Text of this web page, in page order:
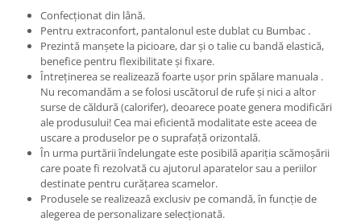
Confecționat din lână.
Pentru extraconfort, pantalonul este dublat cu Bumbac .
Prezintă manșete la picioare, dar și o talie cu bandă elastică,
benefice pentru flexibilitate și fixare.
Întreținerea se realizează foarte ușor prin spălare manuala .
Nu recomandăm a se folosi uscătorul de rufe și nici a altor
surse de căldură (calorifer), deoarece poate genera modificări
ale produsului! Cea mai eficientă modalitate este aceea de
uscare a produselor pe o suprafață orizontală.
În urma purtării îndelungate este posibilă apariția scămoșării
care poate fi rezolvată cu ajutorul aparatelor sau a periilor
destinate pentru curățarea scamelor.
Produsele se realizează exclusiv pe comandă, în funcție de
alegerea de personalizare selecționată.